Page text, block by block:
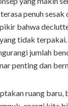
penuh
bahwa
tidak
jumlah
penting dan
ruang baru,